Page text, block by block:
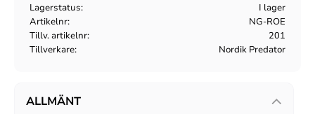
Lagerstatus
I lager
Artikelnr
NG-ROE
Tillv. artikelnr
201
Tillverkare
Nordik Predator
ALLMÄNT